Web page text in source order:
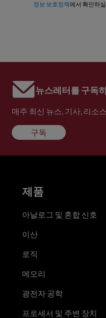
정보 보호정책에서 확인하
뉴스레터를 구독
매주 최신 뉴스, 기사, 리소
구독
제품
아날로그 및 혼합 신호
이산
로직
메모리
광전자 공학
프로세서 및 주변 장치